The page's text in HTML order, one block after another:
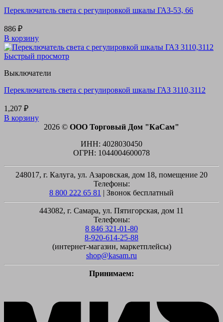
Переключатель света с регулировкой шкалы ГАЗ-53, 66
886 ₽
В корзину
Быстрый просмотр
Выключатели
Переключатель света с регулировкой шкалы ГАЗ 3110,3112
1,207 ₽
В корзину
2026 © ООО Торговый Дом "КаСам"
ИНН: 4028030450
ОГРН: 1044004600078
248017, г. Калуга, ул. Азаровская, дом 18, помещение 20
Телефоны:
8 800 222 65 81 | Звонок бесплатный
443082, г. Самара, ул. Пятигорская, дом 11
Телефоны:
8 846 321-01-80
8-920-614-25-88
(интернет-магазин, маркетплейсы)
shop@kasam.ru
Принимаем: